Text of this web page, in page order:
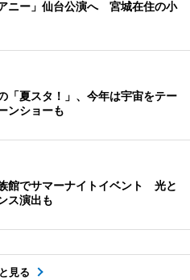
ニー」仙台公演へ 宮城在住の小
「夏スタ！」、今年は宇宙をテー
ンショーも
館でサマーナイトイベント 光と
ス演出も
見る